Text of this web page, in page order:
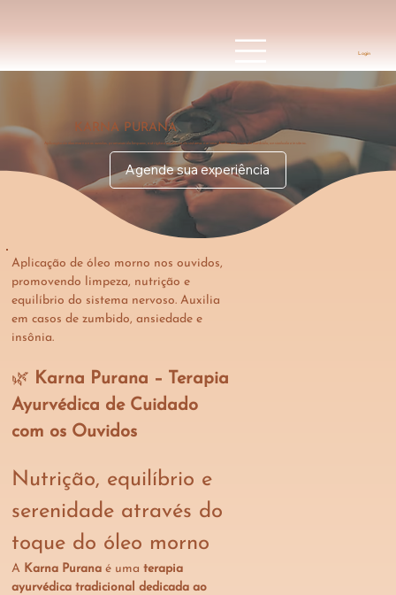
Login
KARNA PURANA
Aplicação de óleo morno nos ouvidos, promovendo limpeza, nutrição e equilíbrio do sistema nervoso. Auxilia em casos de zumbido, ansiedade e insônia.
Agende sua experiência
Aplicação de óleo morno nos ouvidos,
promovendo limpeza, nutrição e
equilíbrio do sistema nervoso. Auxilia
em casos de zumbido, ansiedade e
insônia.
🌿 Karna Purana – Terapia
Ayurvédica de Cuidado
com os Ouvidos
Nutrição, equilíbrio e
serenidade através do
toque do óleo morno
A Karna Purana é uma terapia
ayurvédica tradicional dedicada ao